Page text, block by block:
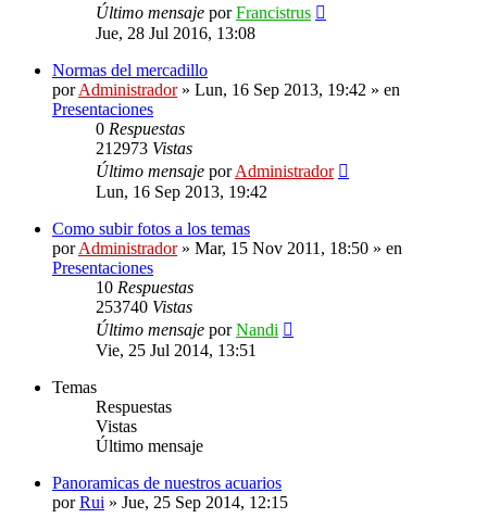
Último mensaje porFrancistrus
Jue, 28 Jul 2016, 13:08
Normas del mercadillo
porAdministrador» Lun, 16 Sep 2013, 19:42 » en
Presentaciones
0 Respuestas
212973 Vistas
Último mensaje porAdministrador
Lun, 16 Sep 2013, 19:42
Como subir fotos a los temas
porAdministrador» Mar, 15 Nov 2011, 18:50 » en
Presentaciones
10 Respuestas
253740 Vistas
Último mensaje porNandi
Vie, 25 Jul 2014, 13:51
Temas
Respuestas
Vistas
Último mensaje
Panoramicas de nuestros acuarios
porRui » Jue, 25 Sep 2014, 12:15